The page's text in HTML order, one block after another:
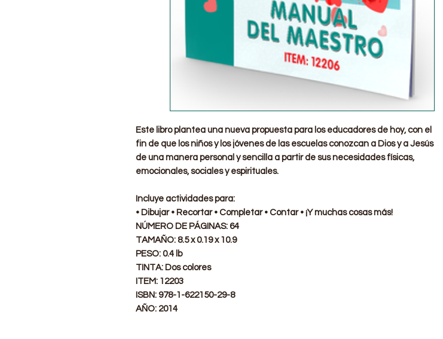
Este libro plantea una nueva propuesta para los educadores de hoy, con el
fin de que los niños y los jóvenes de las escuelas conozcan a Dios y a Jesús
de una manera personal y sencilla a partir de sus necesidades físicas,
emocionales, sociales y espirituales.
Incluye actividades para:
• Dibujar • Recortar • Completar • Contar • ¡Y muchas cosas más!
NÚMERO DE PÁGINAS: 64
TAMAÑO: 8.5 x 0.19 x 10.9
PESO: 0.4 lb
TINTA: Dos colores
ITEM: 12203
ISBN: 978-1-622150-29-8
AÑO: 2014